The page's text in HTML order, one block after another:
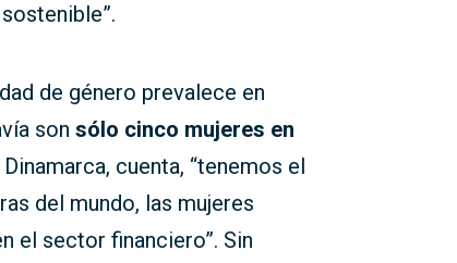
de género prevalece en
son sólo cinco mujeres en
Dinamarca, cuenta, “tenemos el
del mundo, las mujeres
el sector financiero”. Sin